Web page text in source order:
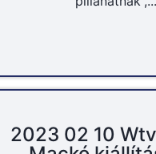
2023 02 10